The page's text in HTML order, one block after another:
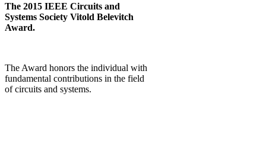
The 2015 IEEE Circuits and
Systems Society Vitold Belevitch
Award.
The Award honors the individual with
fundamental contributions in the field
of circuits and systems.